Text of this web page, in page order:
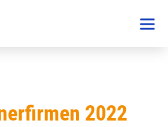
2022